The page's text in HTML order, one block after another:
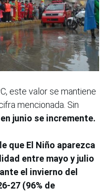
este valor se mantiene
mencionada. Sin
junio se incremente.
que El Niño aparezca
entre mayo y julio
el invierno del
27 (96% de